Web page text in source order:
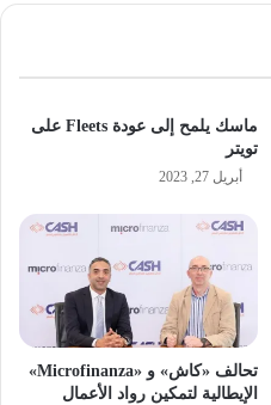
ماسك يلمح إلى عودة Fleets على
تويتر
أبريل 27, 2023
تحالف «كاش» و «Microfinanza»
الإيطالية لتمكين رواد الأعمال